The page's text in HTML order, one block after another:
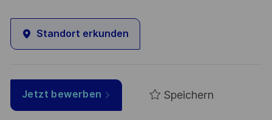
Standort erkunden
Jetzt bewerben Speichern